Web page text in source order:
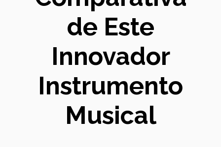
de Este
Innovador
Instrumento
Musical